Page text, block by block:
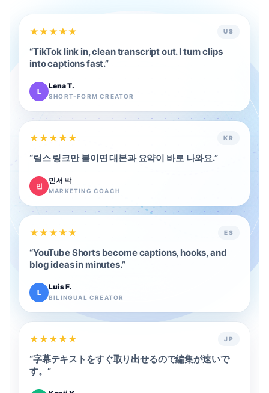
★★★★★ US
“TikTok link in, clean transcript out. I turn clips
into captions fast.”
L
Lena T.
SHORT-FORM CREATOR
★★★★★ KR
“릴스 링크만 붙이면 대본과 요약이 바로 나와요.”
민
민서 박
MARKETING COACH
★★★★★ ES
“YouTube Shorts become captions, hooks, and
blog ideas in minutes.”
L
Luis F.
BILINGUAL CREATOR
★★★★★ JP
“字幕テキストをすぐ取り出せるので編集が速いで
す。 ”